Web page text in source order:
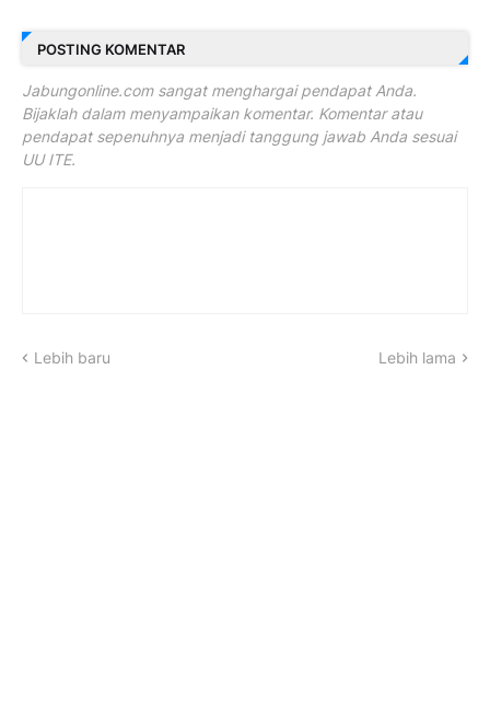
POSTING KOMENTAR
Jabungonline.com sangat menghargai pendapat Anda.
Bijaklah dalam menyampaikan komentar. Komentar atau
pendapat sepenuhnya menjadi tanggung jawab Anda sesuai
UU ITE.
Lebih baru Lebih lama